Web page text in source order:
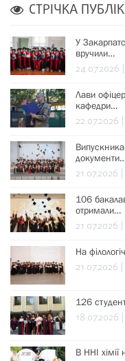
СТРІЧКА
У
вручили…
24.07.2026
Лави
кафедри…
22.07.2026
21.07.2026
106
отримали…
21.07.2026
На
21.07.2026
126
18.07.2026
В ННІ